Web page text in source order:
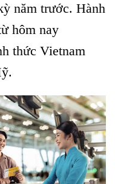
năm trước. Hành
hôm nay
thức Vietnam